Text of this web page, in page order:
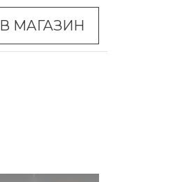
В МАГАЗИН